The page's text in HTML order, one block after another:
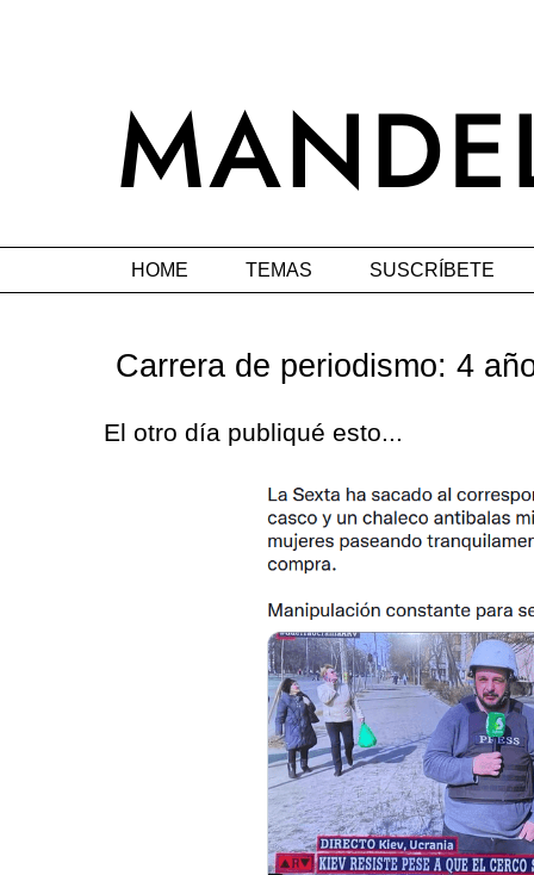
HOME TEMAS SUSCRÍBETE
Carrera de periodismo: 4
El otro día publiqué esto...